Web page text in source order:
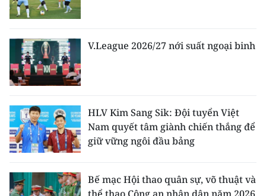
V.League 2026/27 nới suất ngoại binh
HLV Kim Sang Sik: Đội tuyển Việt
Nam quyết tâm giành chiến thắng để
giữ vững ngôi đầu bảng
Bế mạc Hội thao quân sự, võ thuật và
thể thao Công an nhân dân năm 2026